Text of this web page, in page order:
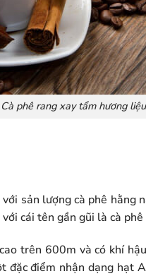
Cà phê rang xay tẩm hương liệu
sản lượng cà phê hằng
cái tên gần gũi là cà phê
trên 600m và có khí
điểm nhận dạng hạt